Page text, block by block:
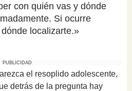
con quién vas y dónde
Si ocurre
localizarte.»
PUBLICIDAD
el resoplido adolescente,
detrás de la pregunta hay